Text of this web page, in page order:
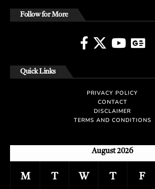
Follow for More
Quick Links
PRIVACY POLICY
CONTACT
DISCLAIMER
TERMS AND CONDITIONS
August 2026
M T W T F